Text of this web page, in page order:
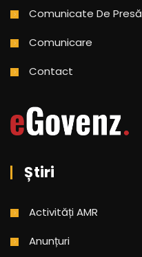
Comunicate De Presă
Comunicare
Contact
Știri
Activități AMR
Anunțuri